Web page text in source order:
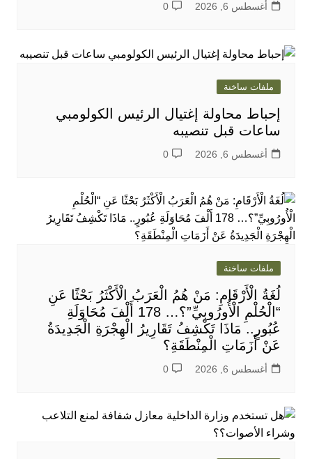
أغسطس 6, 2026 0
ملفات ساخنة
إحباط محاولة إغتيال الرئيس الكولومبي
ساعات قبل تنصيبه
أغسطس 6, 2026 0
ملفات ساخنة
لُغَةُ الْأَرْقَامِ: مَنْ هُمُ الْعَرَبُ الْأَكْثَرُ بَحْثًا عَنِ
“الْحُلْمِ الْأُورُوبِيِّ”؟… 178 أَلْفَ مُحَاوَلَةِ
عُبُورٍ.. مَاذَا تَكْشِفُ تَقَارِيرُ الْهِجْرَةِ الْجَدِيدَةُ
عَنْ أَزَمَاتِ الْمِنْطَقَةِ؟
أغسطس 6, 2026 0